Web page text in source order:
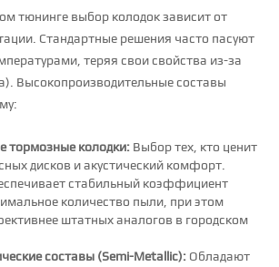
тюнинге выбор колодок зависит от
Стандартные решения часто пасуют
теряя свои свойства из-за
Высокопроизводительные составы
тормозные колодки: Выбор тех, кто ценит
дисков и акустический комфорт.
стабильный коэффициент
количество пыли, при этом
штатных аналогов в городском
составы (Semi-Metallic): Обладают